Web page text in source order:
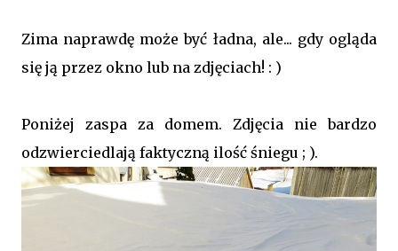
Zima naprawdę może być ładna, ale... gdy ogląda
się ją przez okno lub na zdjęciach! : )
Poniżej zaspa za domem. Zdjęcia nie bardzo
odzwierciedlają faktyczną ilość śniegu ; ).